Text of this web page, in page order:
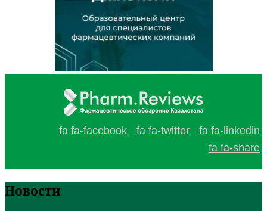
fa fa-facebook fa fa-twitter
fa fa-linkedin
fa fa-share
Новости